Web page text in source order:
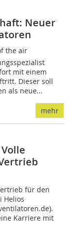
Neuer
the air
mit einem
Dieser soll
als neue...
mehr
für den
Helios
Karriere mit